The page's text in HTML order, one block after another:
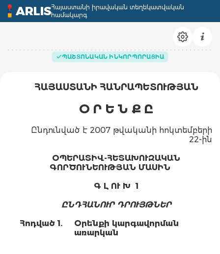
ARLISՀայաստանի իրավական տեղեկատվական
համակարգ
ՊԱՇՏՈՆԱԿԱՆ ԻՆԿՈՐՊՈՐԱՑԻԱ
ՀԱՅԱՍՏԱՆԻ ՀԱՆՐԱՊԵՏՈՒԹՅԱՆ
Օ Ր Ե Ն Ք Ը
Ընդունված է 2007 թվականի հոկտեմբերի
22-ին
ՕՊԵՐԱՏԻՎ-ՀԵՏԱԽՈՒԶԱԿԱՆ
ԳՈՐԾՈՒՆԵՈՒԹՅԱՆ ՄԱՍԻՆ
Գ Լ ՈՒ Խ 1
ԸՆԴՀԱՆՈՒՐ ԴՐՈՒՅԹՆԵՐ
Հոդված 1.
Օրենքի կարգավորման
առարկան